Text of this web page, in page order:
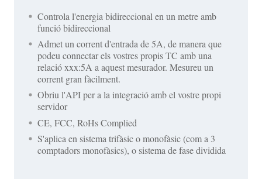
Controla l'energia bidireccional en un metre amb
funció bidireccional
Admet un corrent d'entrada de 5A, de manera que
podeu connectar els vostres propis TC amb una
relació xxx:5A a aquest mesurador. Mesureu un
corrent gran fàcilment.
Obriu l'API per a la integració amb el vostre propi
servidor
CE, FCC, RoHs Complied
S'aplica en sistema trifàsic o monofàsic (com a 3
comptadors monofàsics), o sistema de fase dividida